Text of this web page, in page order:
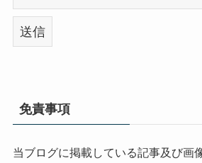
免責事項
当ブログに掲載している記事及び画